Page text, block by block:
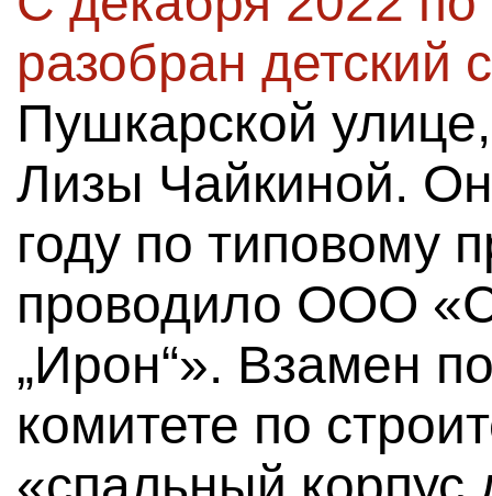
разобран детский
Пушкарской
Лизы Чайкиной.
году по типовому
проводило ООО
„Ирон“». Взамен
комитете по